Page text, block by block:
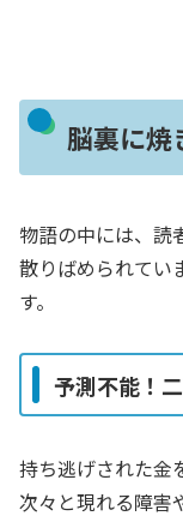
脳裏に焼
物語の中には、読
散りばめられてい
す。
予測不能！
持ち逃げされた金
次々と現れる障害